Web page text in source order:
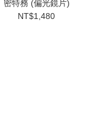
密特務 (偏光鏡片)
NT$1,480